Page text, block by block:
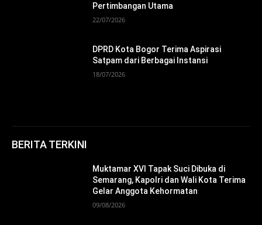
Pertimbangan Utama
22/07/2026
DPRD Kota Bogor Terima Aspirasi
Satpam dari Berbagai Instansi
18/07/2026
BERITA TERKINI
Muktamar XVI Tapak Suci Dibuka di
Semarang, Kapolri dan Wali Kota Terima
Gelar Anggota Kehormatan
09/08/2026